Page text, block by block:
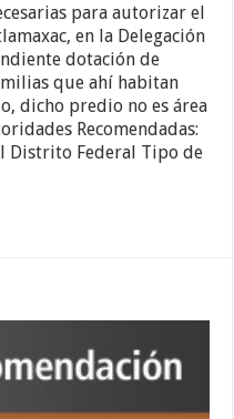
para autorizar el
en la Delegación
dotación de
que ahí habitan
dicho predio no es área
Recomendadas:
Distrito Federal Tipo de